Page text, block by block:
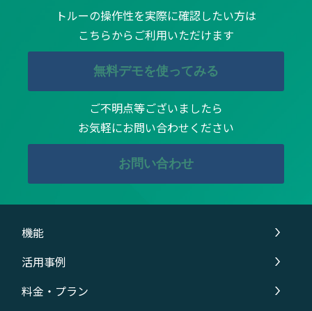
トルーの操作性を実際に確認したい方は
こちらからご利用いただけます
無料デモを使ってみる
ご不明点等ございましたら
お気軽にお問い合わせください
お問い合わせ
機能
活用事例
料金・プラン